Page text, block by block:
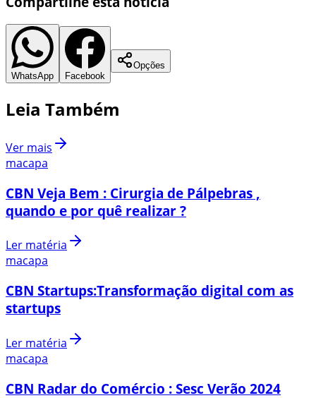
WhatsApp Facebook
Opções
Leia Também
Ver mais
macapa
CBN Veja Bem : Cirurgia de Pálpebras ,
quando e por quê realizar ?
Ler matéria
macapa
CBN Startups:Transformação digital com as
startups
Ler matéria
macapa
CBN Radar do Comércio : Sesc Verão 2024